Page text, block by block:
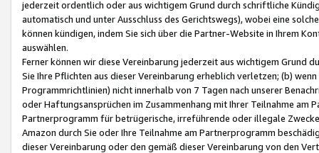
jederzeit ordentlich oder aus wichtigem Grund durch schriftliche
automatisch und unter Ausschluss des Gerichtswegs), wobei eine
können kündigen, indem Sie sich über die Partner-Website in Ihrem
auswählen.
Ferner können wir diese Vereinbarung jederzeit aus wichtigem Grund
Sie Ihre Pflichten aus dieser Vereinbarung erheblich verletzen; (b)
Programmrichtlinien) nicht innerhalb von 7 Tagen nach unserer
oder Haftungsansprüchen im Zusammenhang mit Ihrer Teilnahme am
Partnerprogramm für betrügerische, irreführende oder illegale
Amazon durch Sie oder Ihre Teilnahme am Partnerprogramm
dieser Vereinbarung oder den gemäß dieser Vereinbarung von den